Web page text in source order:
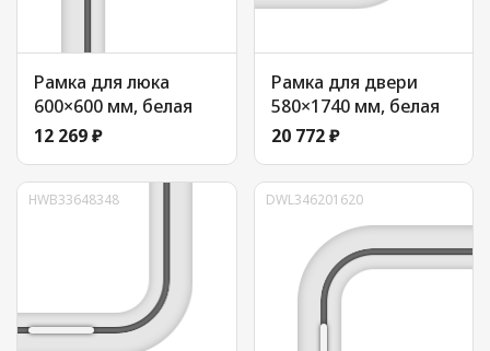
Рамка для люка
600×600 мм, белая
12 269 ₽
Рамка для двери
580×1740 мм, белая
20 772 ₽
HWB33648348 DWL346201620